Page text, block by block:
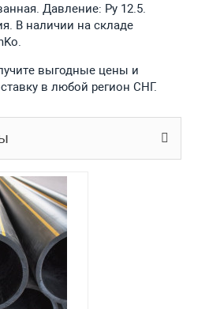
Давление: Ру 12.5.
В наличии на складе
выгодные цены и
в любой регион СНГ.